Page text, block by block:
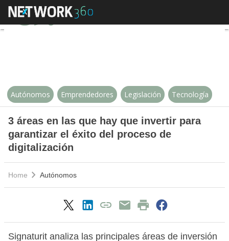
3 áreas en las que hay que
Autónomos Emprendedores Legislación Tecnología
3 áreas en las que hay que invertir para
garantizar el éxito del proceso de
digitalización
Home Autónomos
Signaturit analiza las principales áreas de inversión